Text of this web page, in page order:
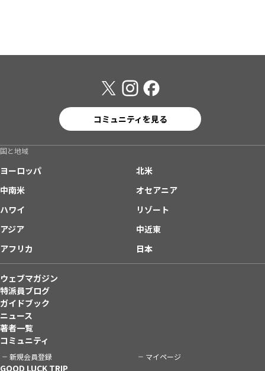
コミュニティを見る
国と地域
ヨーロッパ
北米
中南米
オセアニア
ハワイ
リゾート
アジア
中近東
アフリカ
日本
ウェブマガジン
特派員ブログ
ガイドブック
ニュース
著者一覧
コミュニティ
新規会員登録 マイページ
GOOD LUCK TRIP